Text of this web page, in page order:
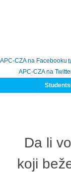
APC-CZA na Facebooku
APC-CZA na
Da li
koji